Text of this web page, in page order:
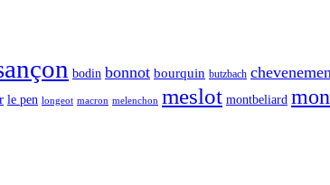
bodin bonnot bourquin butzbach
le pen longeot macron melenchon meslot montbeliard